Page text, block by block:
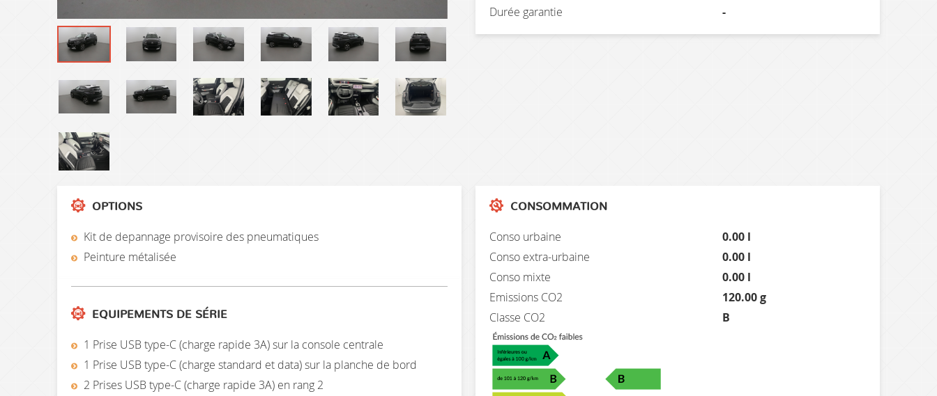
Durée garantie
-
OPTIONS
Kit de depannage provisoire des pneumatiques
Peinture métalisée
EQUIPEMENTS DE SÉRIE
1 Prise USB type-C (charge rapide 3A) sur la console centrale
1 Prise USB type-C (charge standard et data) sur la planche de bord
2 Prises USB type-C (charge rapide 3A) en rang 2
CONSOMMATION
Conso urbaine
0.00 l
Conso extra-urbaine
0.00 l
Conso mixte
0.00 l
Emissions CO2
120.00 g
Classe CO2
B